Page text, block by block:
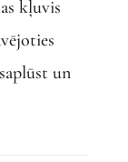
kļuvis
un